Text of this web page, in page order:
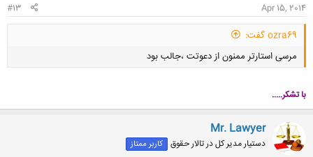
Apr 15, 2014
#13
ozra69 گفت:
مرسی استارتر ممنون از دعوتت ،جالب بود
کلیک کنید تا باز شود...
با تشکر.....
Mr. Lawyer
دستیار مدیر کل در تالار حقوق کاربر ممتاز